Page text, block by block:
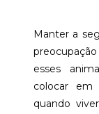
Manter a
esses
colocar em
quando